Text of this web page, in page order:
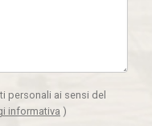
personali ai sensi del
informativa )